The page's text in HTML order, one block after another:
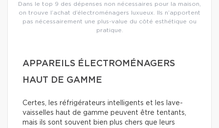
Dans le top 9 des dépenses non nécessaires pour la maison,
on trouve l’achat d’électroménagers luxueux. Ils n’apportent
pas nécessairement une plus-value du côté esthétique ou
pratique.
APPAREILS ÉLECTROMÉNAGERS
HAUT DE GAMME
Certes, les réfrigérateurs intelligents et les lave-
vaisselles haut de gamme peuvent être tentants,
mais ils sont souvent bien plus chers que leurs